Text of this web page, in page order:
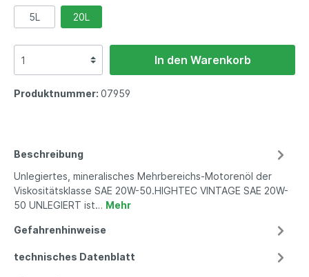
5L 20L
In den Warenkorb
Produktnummer: 07959
Beschreibung
Unlegiertes, mineralisches Mehrbereichs-Motorenöl der
Viskositätsklasse SAE 20W-50.HIGHTEC VINTAGE SAE 20W-
50 UNLEGIERT ist… Mehr
Gefahrenhinweise
technisches Datenblatt